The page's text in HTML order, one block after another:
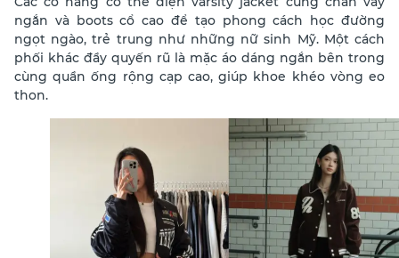
ngắn và boots cổ cao để tạo phong cách học đường
ngọt ngào, trẻ trung như những nữ sinh Mỹ. Một cách
phối khác đầy quyến rũ là mặc áo dáng ngắn bên trong
cùng quần ống rộng cạp cao, giúp khoe khéo vòng eo
thon.